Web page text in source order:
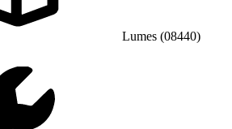
Lumes (08440)